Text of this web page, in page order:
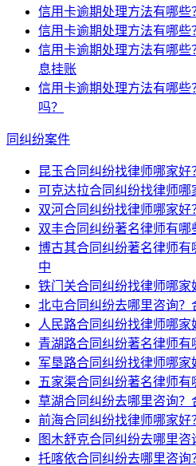
信用卡逾期处理方法有哪些
信用卡逾期处理方法有哪些
信用卡逾期处理方法有哪
息挂账
信用卡逾期处理方法有哪
吗？
同纠纷案件
昆玉合同纠纷找律师哪家
可克达拉合同纠纷找律师
双河合同纠纷找律师哪家
双丰合同纠纷著名律师有
博古其合同纠纷著名律师
中
铁门关合同纠纷找律师哪
北屯合同纠纷去哪里咨询？
人民路合同纠纷找律师哪
青湖路合同纠纷著名律师
军垦路合同纠纷找律师哪
五家渠合同纠纷著名律师
草湖合同纠纷去哪里咨询？
前海合同纠纷找律师哪家好
图木舒克合同纠纷去哪里
托喀依合同纠纷去哪里咨询